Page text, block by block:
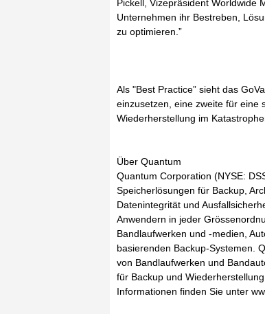
Pickell, Vizepräsident Worldwide
Unternehmen ihr Bestreben,
zu optimieren.”
Als "Best Practice” sieht das
einzusetzen, eine zweite für eine
Wiederherstellung im
Über Quantum
Quantum Corporation (NYSE:
Speicherlösungen für Backup,
Datenintegrität und
Anwendern in jeder
Bandlaufwerken und -medien,
basierenden Backup-Systemen.
von Bandlaufwerken und
für Backup und
Informationen finden Sie unter